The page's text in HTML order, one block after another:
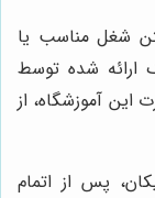
شغل مناسب یا
ارائه شده توسط
این آموزشگاه، از
پس از اتمام